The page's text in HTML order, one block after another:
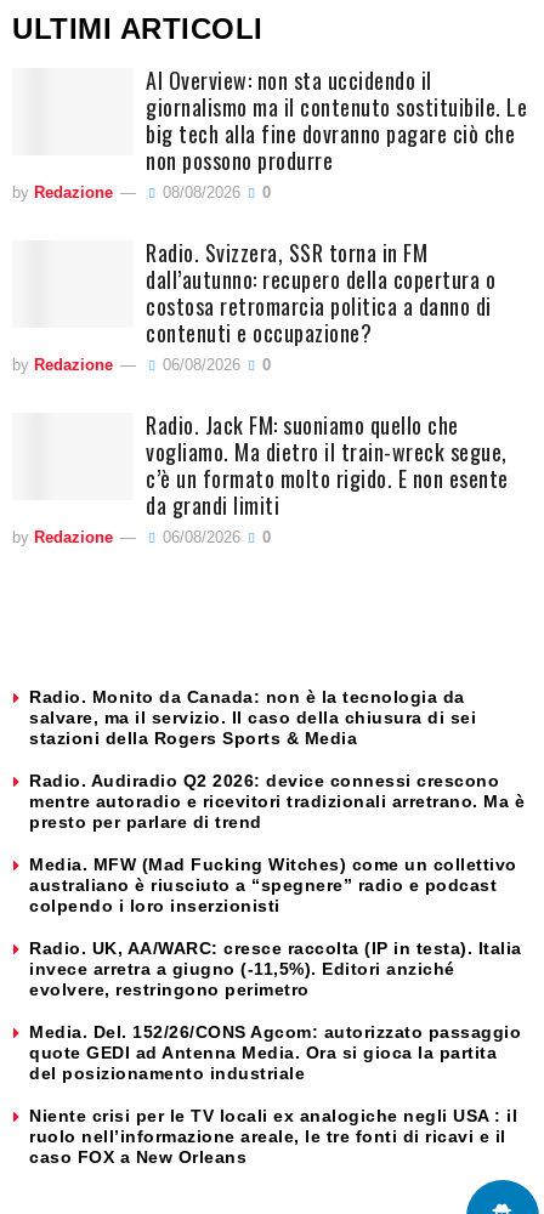
ULTIMI ARTICOLI
AI Overview: non sta uccidendo il
giornalismo ma il contenuto sostituibile. Le
big tech alla fine dovranno pagare ciò che
non possono produrre
by Redazione 08/08/2026 0
Radio. Svizzera, SSR torna in FM
dall’autunno: recupero della copertura o
costosa retromarcia politica a danno di
contenuti e occupazione?
by Redazione 06/08/2026 0
Radio. Jack FM: suoniamo quello che
vogliamo. Ma dietro il train-wreck segue,
c’è un formato molto rigido. E non esente
da grandi limiti
by Redazione 06/08/2026 0
Radio. Monito da Canada: non è la tecnologia da
salvare, ma il servizio. Il caso della chiusura di sei
stazioni della Rogers Sports & Media
Radio. Audiradio Q2 2026: device connessi crescono
mentre autoradio e ricevitori tradizionali arretrano. Ma è
presto per parlare di trend
Media. MFW (Mad Fucking Witches) come un collettivo
australiano è riusciuto a “spegnere” radio e podcast
colpendo i loro inserzionisti
Radio. UK, AA/WARC: cresce raccolta (IP in testa). Italia
invece arretra a giugno (-11,5%). Editori anziché
evolvere, restringono perimetro
Media. Del. 152/26/CONS Agcom: autorizzato passaggio
quote GEDI ad Antenna Media. Ora si gioca la partita
del posizionamento industriale
Niente crisi per le TV locali ex analogiche negli USA : il
ruolo nell’informazione areale, le tre fonti di ricavi e il
caso FOX a New Orleans